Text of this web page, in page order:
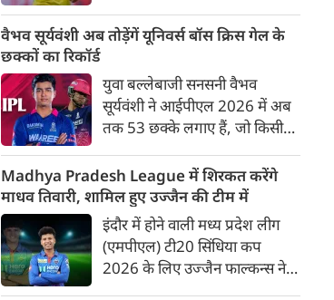
प्राथमिकता होगी। यह बयान उस चर्चा
के बीच आया है, जिसमें कहा जा रहा
है कि ऑस्ट्रेलिया के कुछ बड़े खिलाड़ी
IPL से आगे बढ़कर अन्य फ्रेंचाइजी
क्रिकेट खेलने के लिए राष्ट्रीय टीम से
दूरी बना सकते हैं।
वैभव सूर्यवंशी अब तोड़ेंगें यूनिवर्स बॉस क्रिस गेल के
छक्कों का रिकॉर्ड
युवा बल्लेबाजी सनसनी वैभव
सूर्यवंशी ने आईपीएल 2026 में अब
तक 53 छक्के लगाए हैं, जो किसी
टूर्नामेंट में दूसरे सबसे ज़्यादा हैं। सबसे
ज़्यादा 59 छक्के क्रिस गेल ने
आईपीएल 2012 में लगाए थे।
सूर्यवंशी की नज़रें अब गेल के रिकॉर्ड
पर होंगी।
Madhya Pradesh League में शिरकत करेंगे
माधव तिवारी, शामिल हुए उज्जैन की टीम में
इंदौर में होने वाली मध्य प्रदेश लीग
(एमपीएल) टी20 सिंधिया कप
2026 के लिए उज्जैन फाल्कन्स ने